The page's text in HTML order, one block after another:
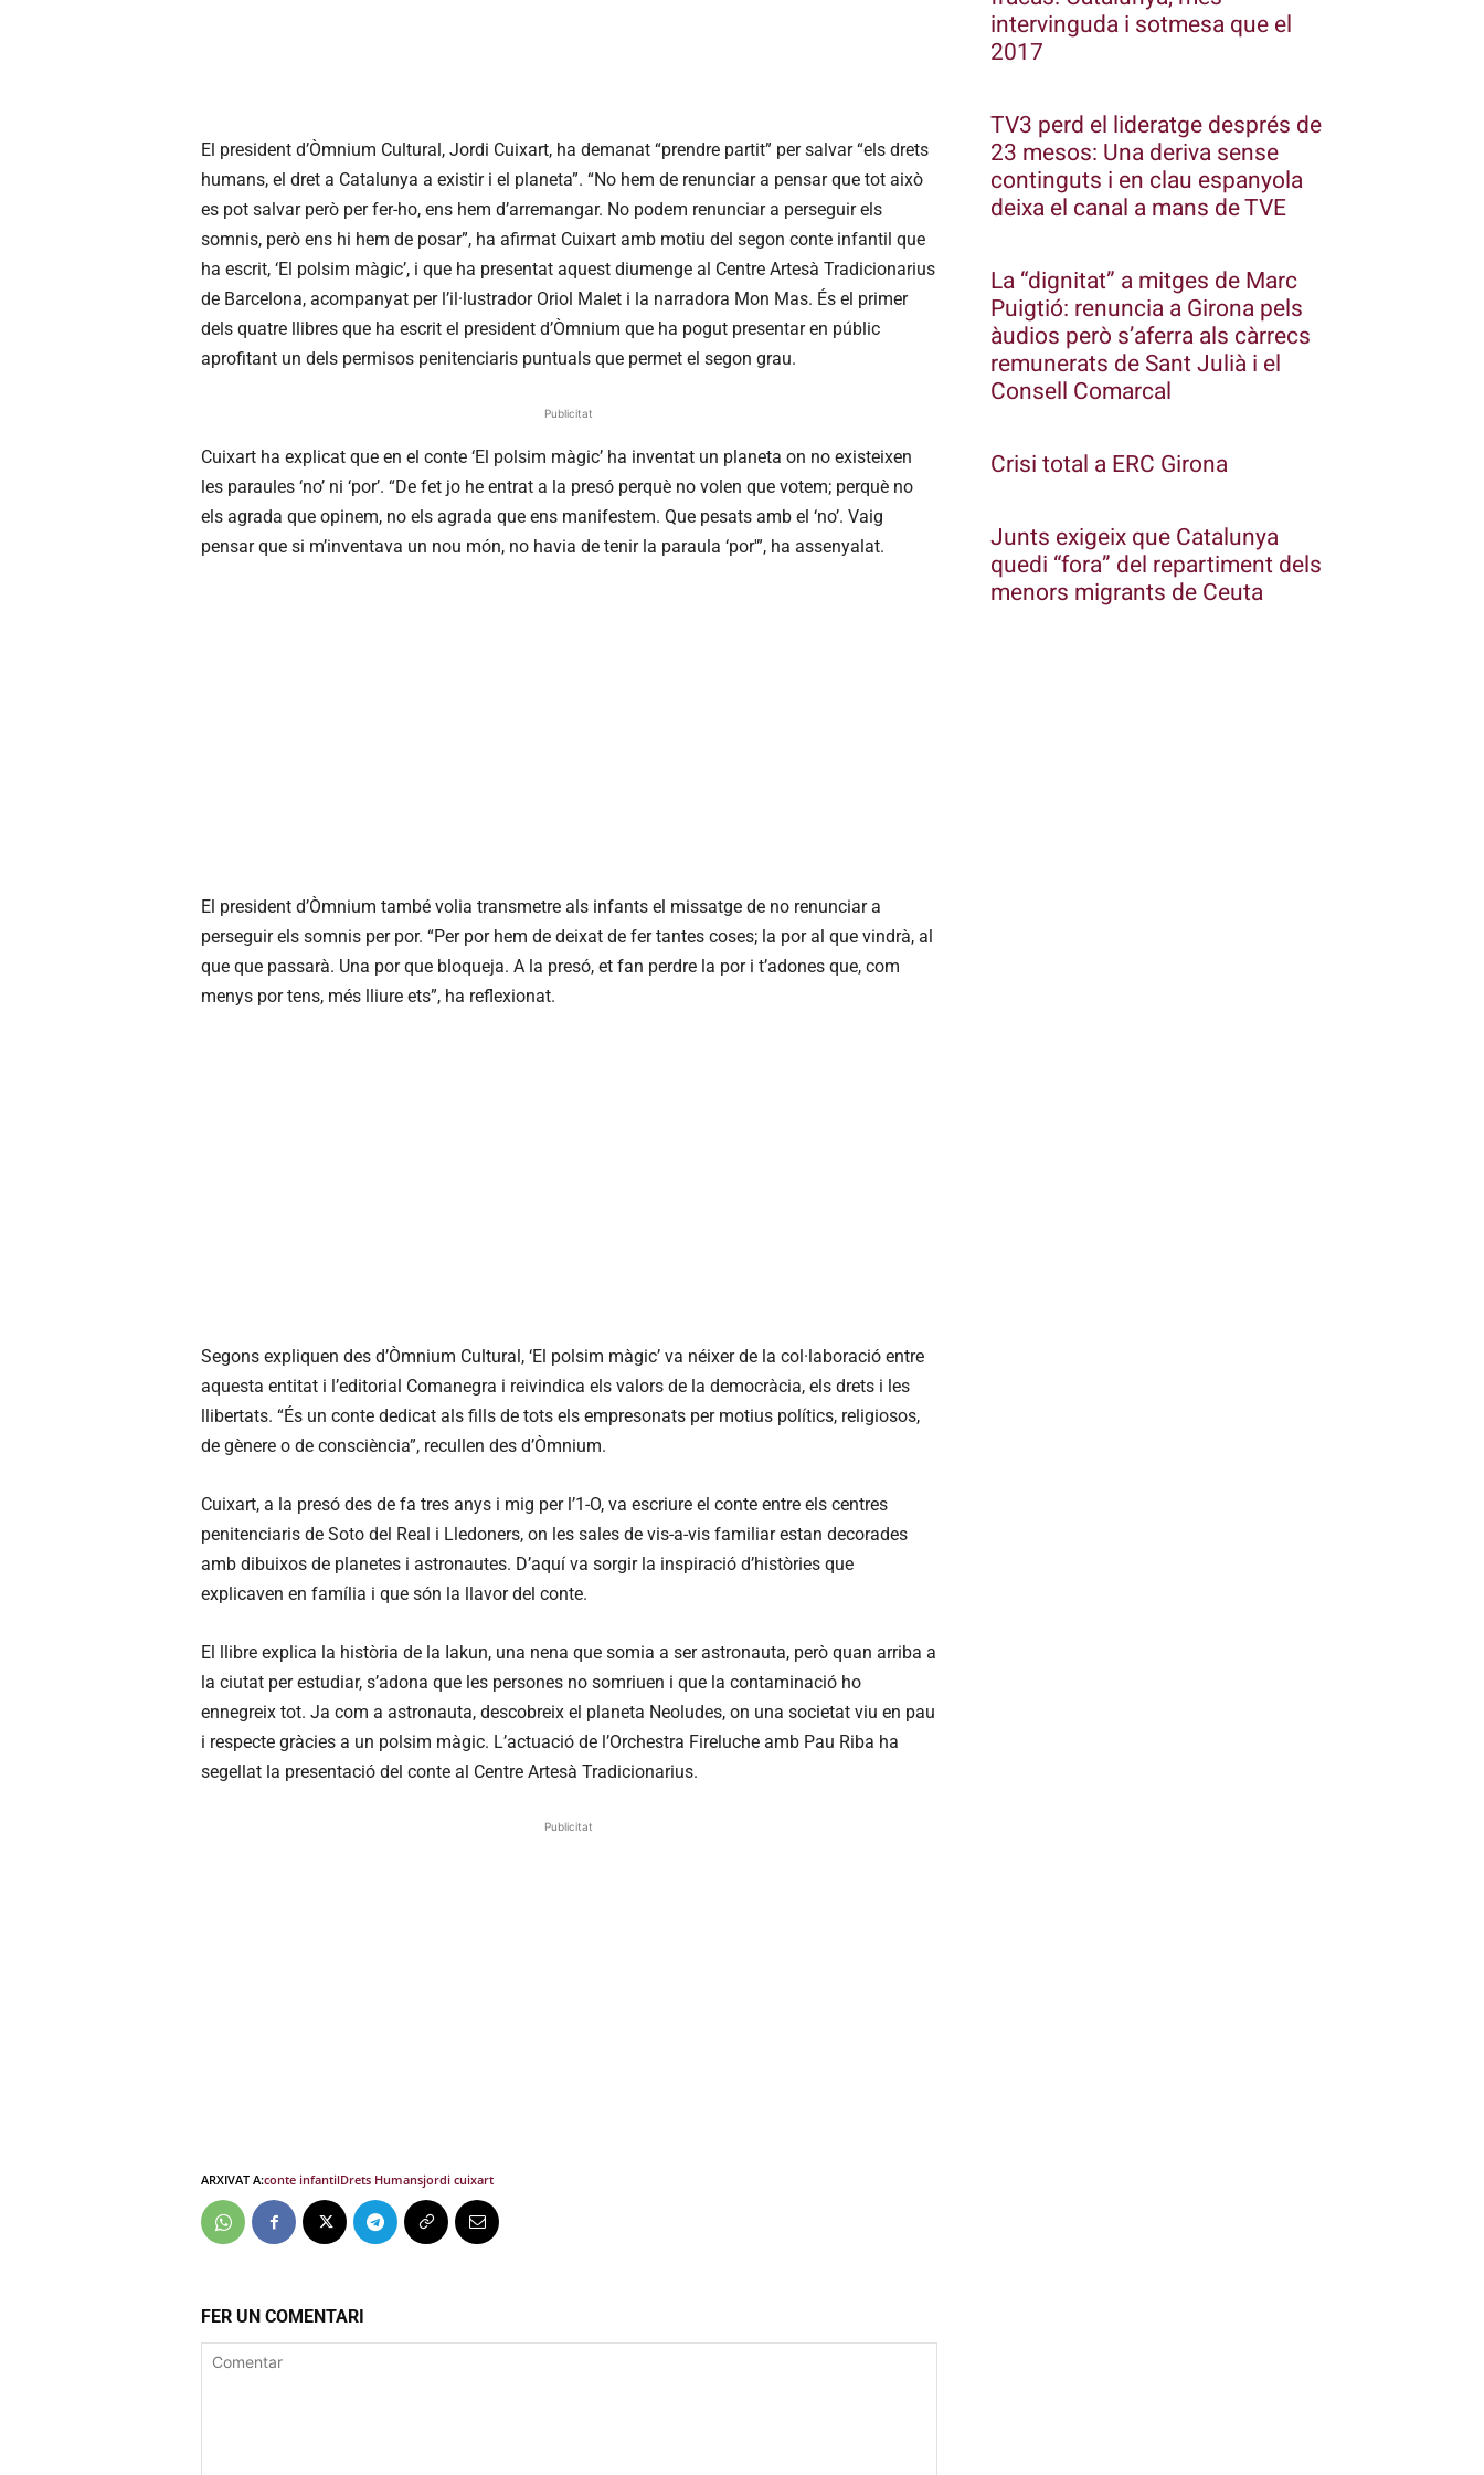
El president d’Òmnium Cultural, Jordi Cuixart, ha demanat “prendre partit” per salvar “els drets
humans, el dret a Catalunya a existir i el planeta”. “No hem de renunciar a pensar que tot això
es pot salvar però per fer-ho, ens hem d’arremangar. No podem renunciar a perseguir els
somnis, però ens hi hem de posar”, ha afirmat Cuixart amb motiu del segon conte infantil que
ha escrit, ‘El polsim màgic’, i que ha presentat aquest diumenge al Centre Artesà Tradicionarius
de Barcelona, acompanyat per l’il·lustrador Oriol Malet i la narradora Mon Mas. És el primer
dels quatre llibres que ha escrit el president d’Òmnium que ha pogut presentar en públic
aprofitant un dels permisos penitenciaris puntuals que permet el segon grau.
Publicitat
Cuixart ha explicat que en el conte ‘El polsim màgic’ ha inventat un planeta on no existeixen
les paraules ‘no’ ni ‘por’. “De fet jo he entrat a la presó perquè no volen que votem; perquè no
els agrada que opinem, no els agrada que ens manifestem. Que pesats amb el ‘no’. Vaig
pensar que si m’inventava un nou món, no havia de tenir la paraula ‘por'”, ha assenyalat.
El president d’Òmnium també volia transmetre als infants el missatge de no renunciar a
perseguir els somnis per por. “Per por hem de deixat de fer tantes coses; la por al que vindrà, al
que que passarà. Una por que bloqueja. A la presó, et fan perdre la por i t’adones que, com
menys por tens, més lliure ets”, ha reflexionat.
Segons expliquen des d’Òmnium Cultural, ‘El polsim màgic’ va néixer de la col·laboració entre
aquesta entitat i l’editorial Comanegra i reivindica els valors de la democràcia, els drets i les
llibertats. “És un conte dedicat als fills de tots els empresonats per motius polítics, religiosos,
de gènere o de consciència”, recullen des d’Òmnium.
Cuixart, a la presó des de fa tres anys i mig per l’1-O, va escriure el conte entre els centres
penitenciaris de Soto del Real i Lledoners, on les sales de vis-a-vis familiar estan decorades
amb dibuixos de planetes i astronautes. D’aquí va sorgir la inspiració d’històries que
explicaven en família i que són la llavor del conte.
El llibre explica la història de la Iakun, una nena que somia a ser astronauta, però quan arriba a
la ciutat per estudiar, s’adona que les persones no somriuen i que la contaminació ho
ennegreix tot. Ja com a astronauta, descobreix el planeta Neoludes, on una societat viu en pau
i respecte gràcies a un polsim màgic. L’actuació de l’Orchestra Fireluche amb Pau Riba ha
segellat la presentació del conte al Centre Artesà Tradicionarius.
Publicitat
ARXIVAT A:conte infantilDrets Humansjordi cuixart
FER UN COMENTARI
intervinguda i sotmesa que el
2017
TV3 perd el lideratge després de
23 mesos: Una deriva sense
continguts i en clau espanyola
deixa el canal a mans de TVE
La “dignitat” a mitges de Marc
Puigtió: renuncia a Girona pels
àudios però s’aferra als càrrecs
remunerats de Sant Julià i el
Consell Comarcal
Crisi total a ERC Girona
Junts exigeix que Catalunya
quedi “fora” del repartiment dels
menors migrants de Ceuta